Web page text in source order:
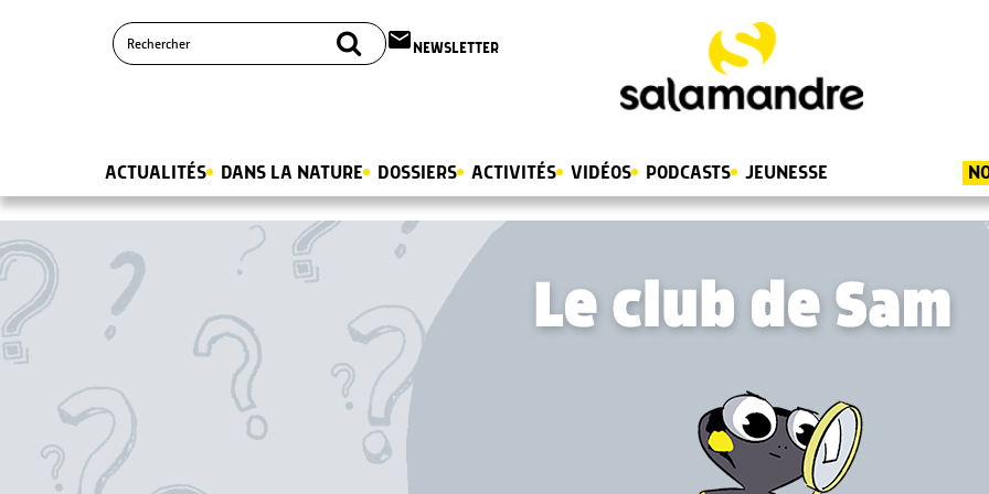
email NEWSLETTER
ACTUALITÉS DANS LA NATURE DOSSIERS ACTIVITÉS VIDÉOS PODCASTS JEUNESSE